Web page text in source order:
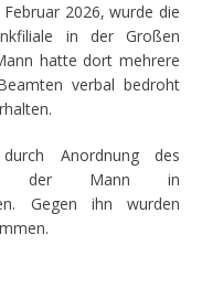
2026, wurde die
in der Großen
hatte dort mehrere
verbal bedroht
Anordnung des
der Mann in
Gegen ihn wurden